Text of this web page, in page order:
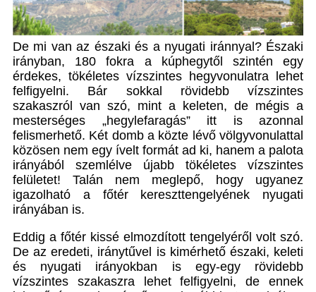
De mi van az északi és a nyugati iránnyal? Északi
irányban, 180 fokra a kúphegytől szintén egy
érdekes, tökéletes vízszintes hegyvonulatra lehet
felfigyelni. Bár sokkal rövidebb vízszintes
szakaszról van szó, mint a keleten, de mégis a
mesterséges „hegylefaragás” itt is azonnal
felismerhető. Két domb a közte lévő völgyvonulattal
közösen nem egy ívelt formát ad ki, hanem a palota
irányából szemlélve újabb tökéletes vízszintes
felületet! Talán nem meglepő, hogy ugyanez
igazolható a főtér kereszttengelyének nyugati
irányában is.
Eddig a főtér kissé elmozdított tengelyéről volt szó.
De az eredeti, iránytűvel is kimérhető északi, keleti
és nyugati irányokban is egy-egy rövidebb
vízszintes szakaszra lehet felfigyelni, de ennek